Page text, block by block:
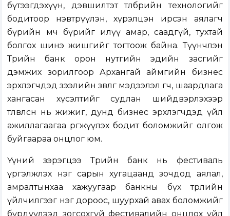
бүтээгдэхүүн, дэвшилтэт төлбөрийн технологийг
бодитоор нэвтрүүлэн, хүрэлцэн ирсэн аялагч
бүрийн мөч бүрийг илүү амар, саадгүй, тухтай
болгох шинэ жишгийг тогтоож байна. Түүнчлэн
Төрийн банк орон нутгийн эдийн засгийг
дэмжих зорилгоор Архангай аймгийн бизнес
эрхлэгчдэд зээлийн зөвлөгөө мэдээлэл өгч, шаардлага
хангасан хүсэлтийг судлан шийдвэрлэхээр
төлөвлөсөн нь жижиг, дунд бизнес эрхлэгчдэд үйл
ажиллагаагаа өргөжүүлэх бодит боломжийг олгож
буйгаараа онцлог юм.
Үүний зэрэгцээ Төрийн банк нь фестиваль
үргэлжлэх нэг сарын хугацаанд зочдод аялал,
амралтынхаа хажуугаар банкны бүх төрлийн
үйлчилгээг нэг дороос, шуурхай авах боломжийг
бүрдүүлээд зогсохгүй фестивалийн онцлох үйл